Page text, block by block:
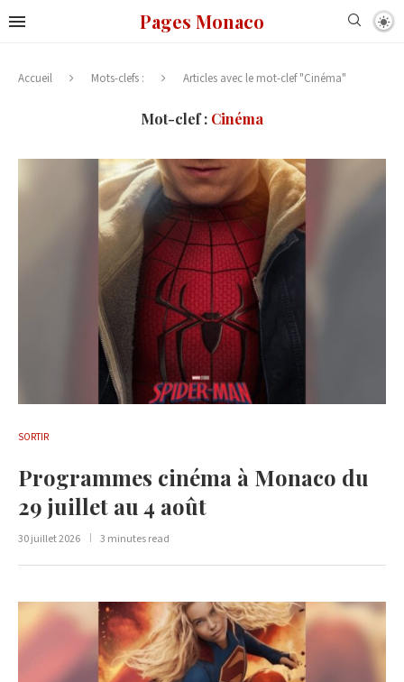
Pages Monaco
Accueil Mots-clefs : Articles avec le mot-clef "Cinéma"
Mot-clef : Cinéma
SORTIR
Programmes cinéma à Monaco du
29 juillet au 4 août
30 juillet 2026 3 minutes read